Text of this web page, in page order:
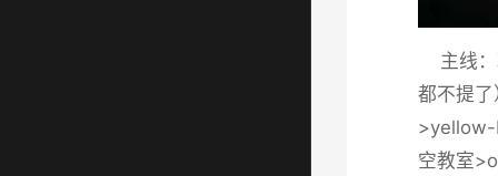
主线：
都不提
>yellow-
空教室